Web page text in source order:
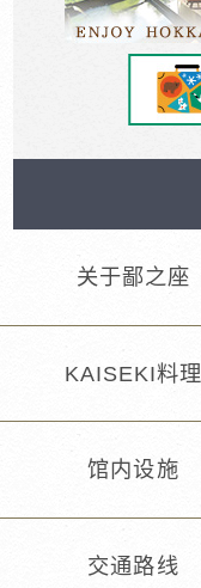
关于鄙之座
KAISEKI料理
馆内设施
交通路线